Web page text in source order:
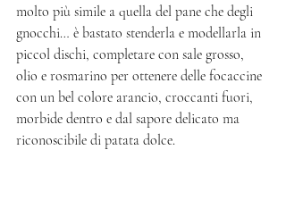
molto più simile a quella del pane che degli
gnocchi… è bastato stenderla e modellarla in
piccol dischi, completare con sale grosso,
olio e rosmarino per ottenere delle focaccine
con un bel colore arancio, croccanti fuori,
morbide dentro e dal sapore delicato ma
riconoscibile di patata dolce.